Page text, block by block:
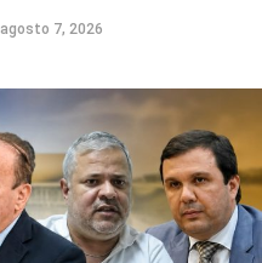
agosto 7, 2026